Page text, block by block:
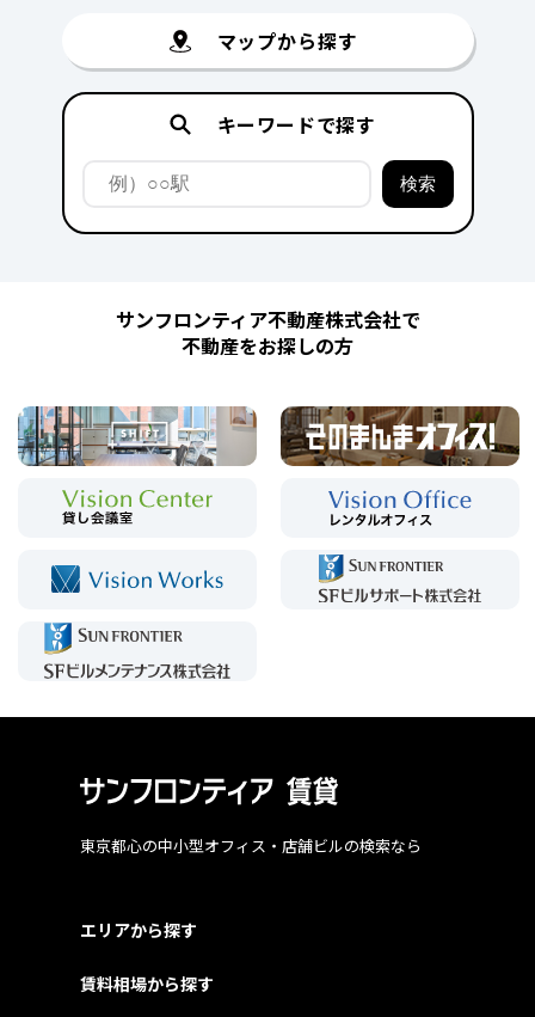
マップから探す
キーワードで探す
サンフロンティア不動産株式会社で
不動産をお探しの方
東京都心の中小型オフィス・店舗ビルの検索なら
エリアから探す
賃料相場から探す